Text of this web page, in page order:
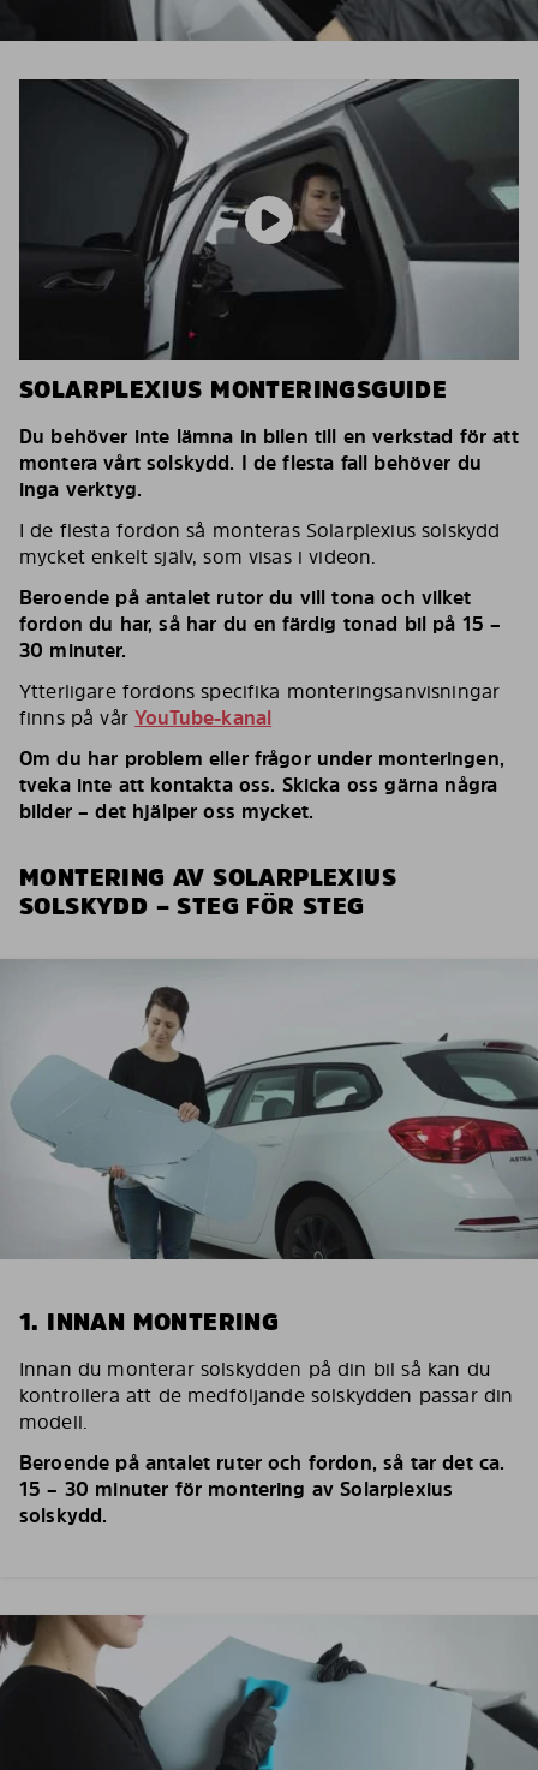
SOLARPLEXIUS MONTERINGSGUIDE
Du behöver inte lämna in bilen till en verkstad för att
montera vårt solskydd. I de flesta fall behöver du
inga verktyg.
I de flesta fordon så monteras Solarplexius solskydd
mycket enkelt själv, som visas i videon.
Beroende på antalet rutor du vill tona och vilket
fordon du har, så har du en färdig tonad bil på 15 –
30 minuter.
Ytterligare fordons specifika monteringsanvisningar
finns på vårYouTube-kanal
Om du har problem eller frågor under monteringen,
tveka inte att kontakta oss. Skicka oss gärna några
bilder – det hjälper oss mycket.
MONTERING AV SOLARPLEXIUS
SOLSKYDD – STEG FÖR STEG
1. INNAN MONTERING
Innan du monterar solskydden på din bil så kan du
kontrollera att de medföljande solskydden passar din
modell.
Beroende på antalet ruter och fordon, så tar det ca.
15 – 30 minuter för montering av Solarplexius
solskydd.